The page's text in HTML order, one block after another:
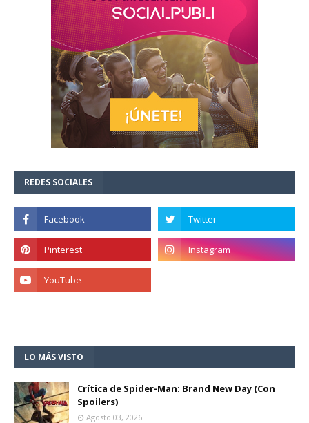
REDES SOCIALES
LO MÁS VISTO
Crítica de Spider-Man: Brand New Day (Con
Spoilers)
Agosto 03, 2026